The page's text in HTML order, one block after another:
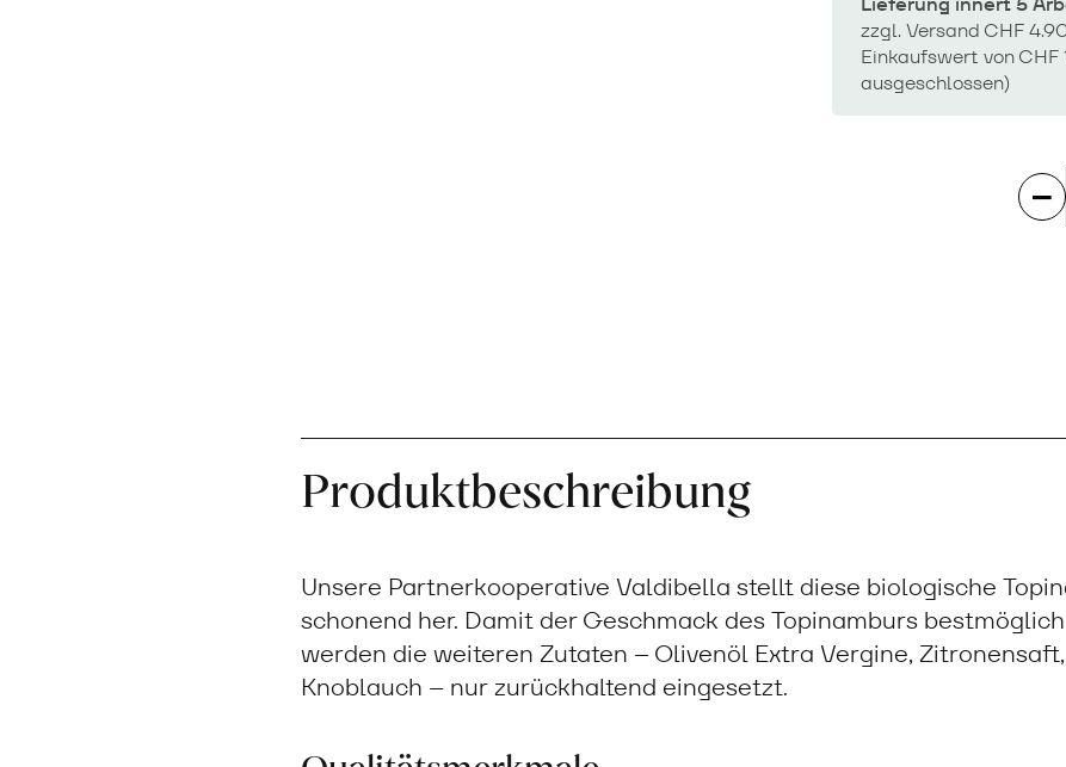
zzgl. Versand CHF
Einkaufswert von
ausgeschlossen)
Produktbeschreibung
Unsere Partnerkooperative Valdibella stellt diese biologische
schonend her. Damit der Geschmack des Topinamburs
werden die weiteren Zutaten – Olivenöl Extra Vergine,
Knoblauch – nur zurückhaltend eingesetzt.